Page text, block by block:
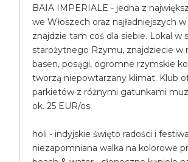
BAIA IMPERIALE - jedna z
we Włoszech oraz najładniejszych
znajdzie tam coś dla siebie. Lokal w
starożytnego Rzymu, znajdziecie w
basen, posągi, ogromne rzymskie
tworzą niepowtarzany klimat. Klub
parkietów z różnymi gatunkami
ok. 25 EUR/os.
holi - indyjskie święto radości i
niezapomniana walka na kolorowe